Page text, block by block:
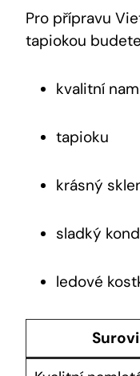
Pro přípravu
tapiokou
kvalitní
tapioku
krásný
sladký
ledové